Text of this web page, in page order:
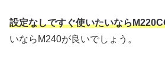
設定なしですぐ使いたいなら
いならM240が良いでしょう。